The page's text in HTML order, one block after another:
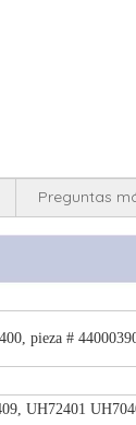
Preguntas
pieza #
UH72401